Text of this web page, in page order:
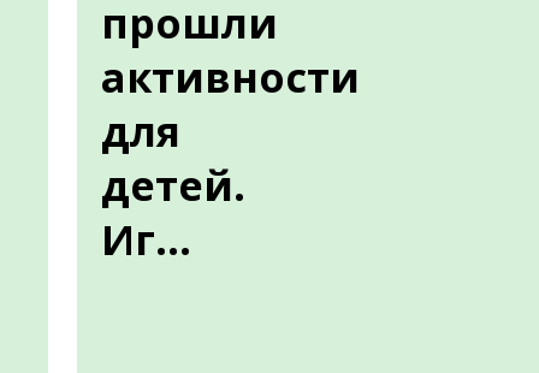
прошли
активности
для
детей.
Иг...